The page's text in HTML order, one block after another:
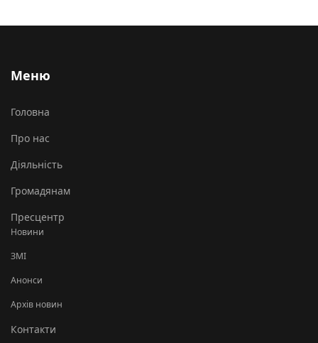
Меню
Головна
Про нас
Діяльність
Громадянам
Пресцентр
Новини
ЗМІ
Анонси
Архів новин
Контакти